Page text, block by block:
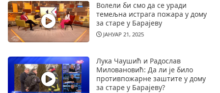
Волели би смо да се уради
темељна истрага пожара у дому
за старе у Барајеву
ЈАНУАР 21, 2025
Лука Чаушић и Радослав
Миловановић: Да ли је било
противпожарне заштите у дому
за старе у Барајеву?